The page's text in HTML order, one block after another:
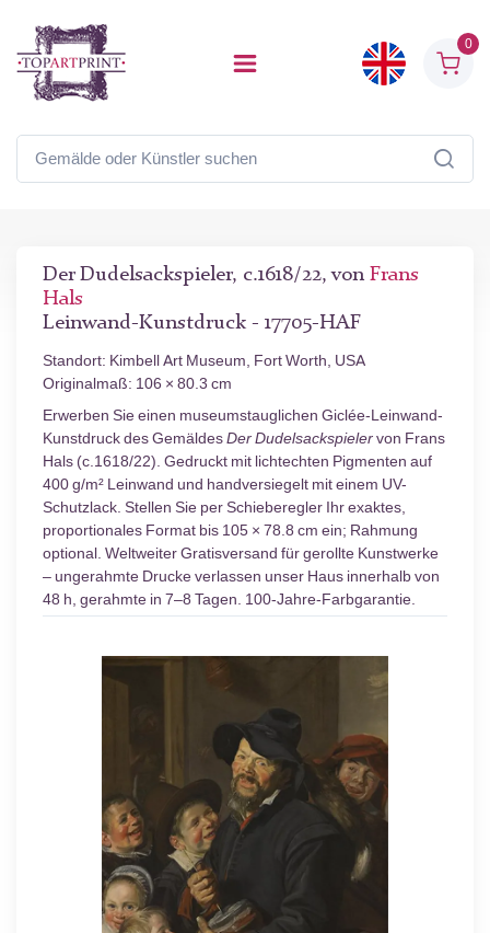
0
Der Dudelsackspieler, c.1618/22, von Frans
Hals
Leinwand-Kunstdruck - 17705-HAF
Standort: Kimbell Art Museum, Fort Worth, USA
Originalmaß: 106 × 80.3 cm
Erwerben Sie einen museumstauglichen Giclée-Leinwand-
Kunstdruck des GemäldesDer Dudelsackspielervon Frans
Hals (c.1618/22). Gedruckt mit lichtechten Pigmenten auf
400 g/m² Leinwand und handversiegelt mit einem UV-
Schutzlack. Stellen Sie per Schieberegler Ihr exaktes,
proportionales Format bis 105 × 78.8 cm ein; Rahmung
optional. Weltweiter Gratisversand für gerollte Kunstwerke
– ungerahmte Drucke verlassen unser Haus innerhalb von
48 h, gerahmte in 7–8 Tagen. 100-Jahre-Farbgarantie.